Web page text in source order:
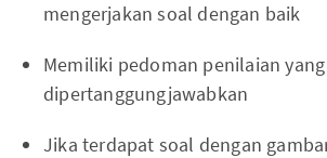
mengerjakan soal dengan baik
Memiliki pedoman penilaian
dipertanggungjawabkan
Jika terdapat soal dengan